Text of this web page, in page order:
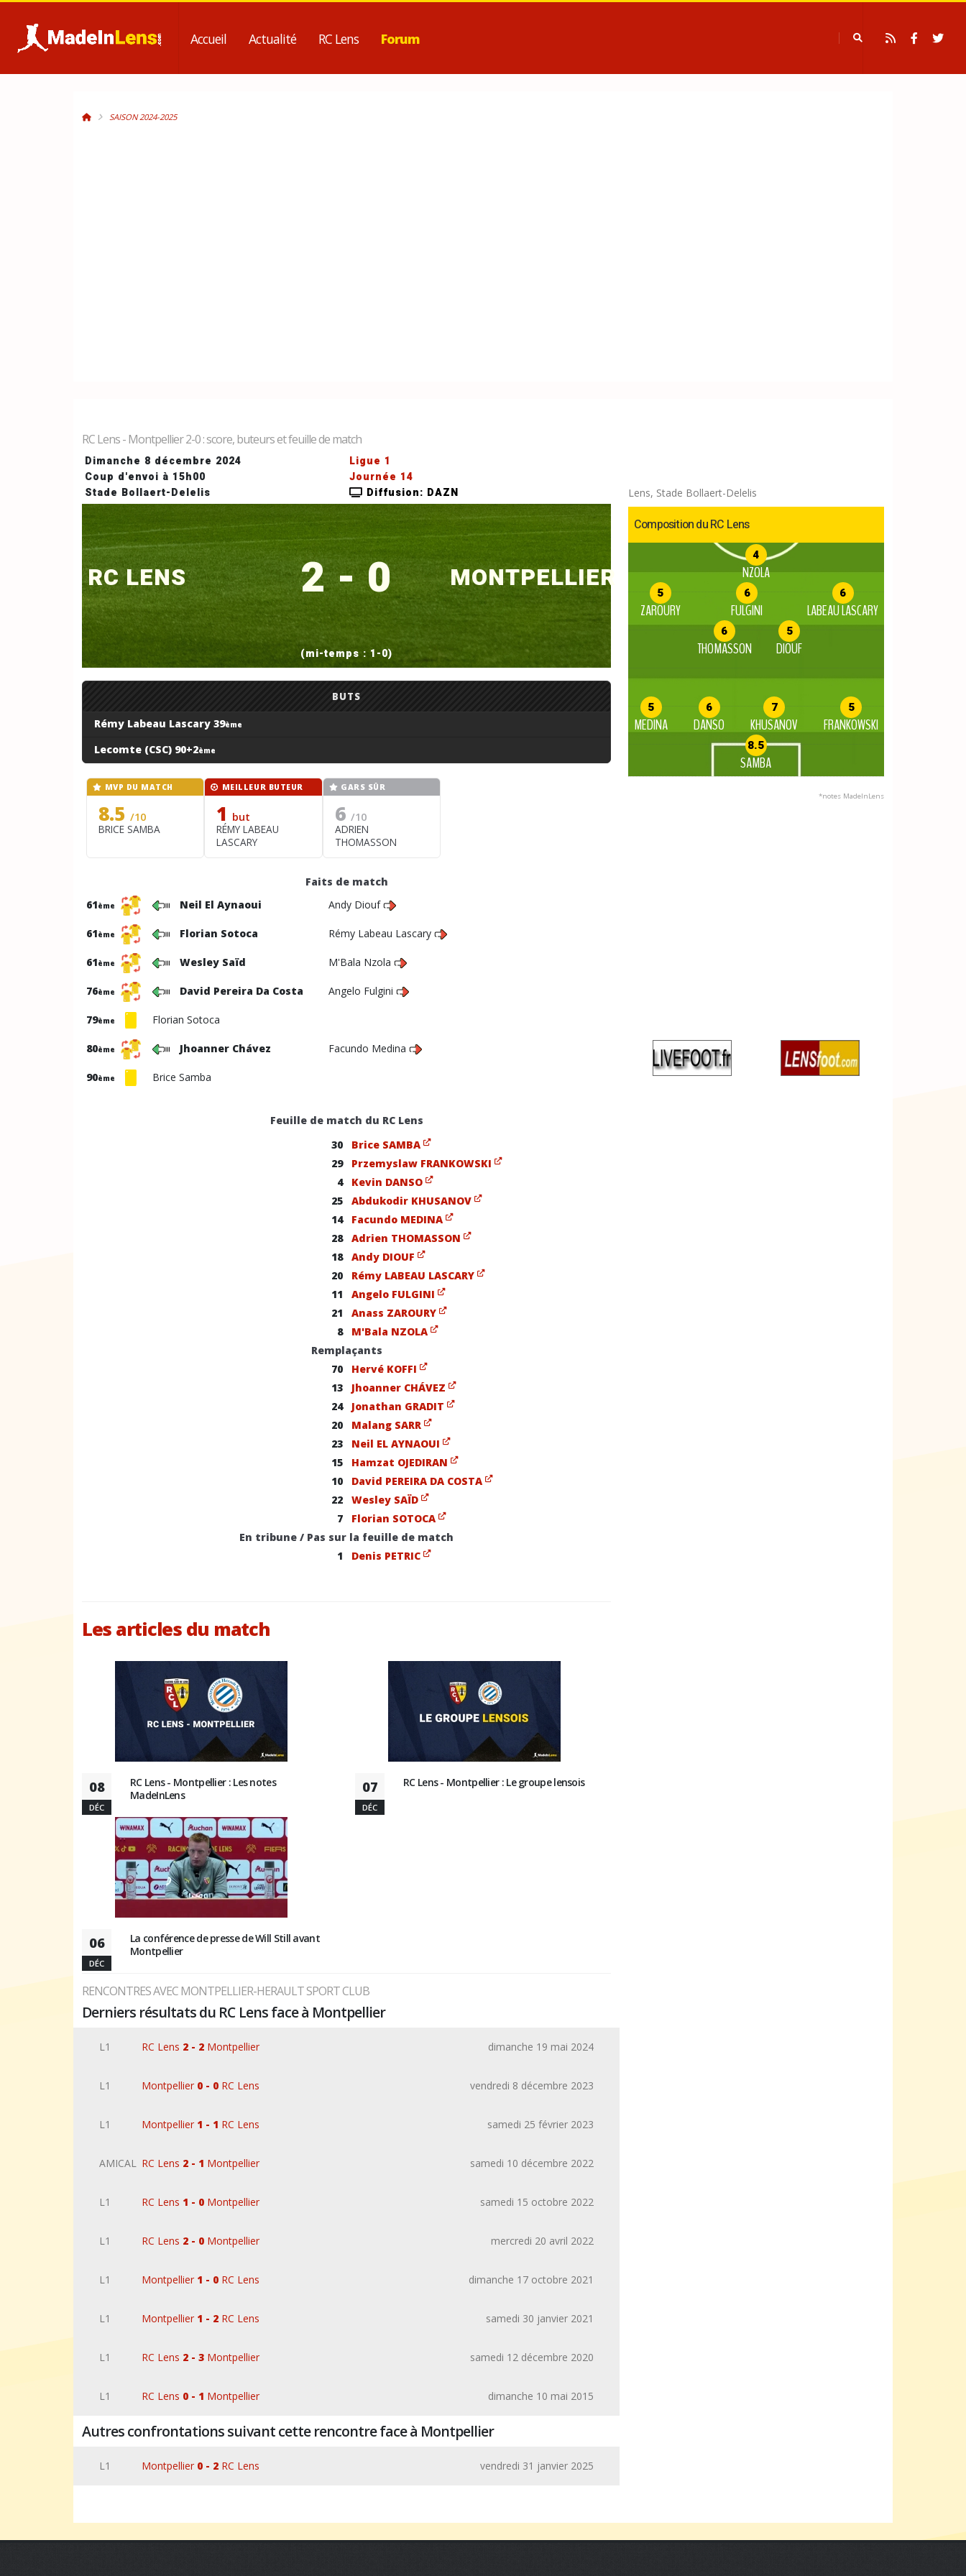
Accueil Actualité RC Lens Forum
SAISON 2024-2025
RC Lens - Montpellier 2-0 : score, buteurs et feuille de match
Dimanche 8 décembre 2024
Coup d'envoi à 15h00
Stade Bollaert-Delelis
Ligue 1
Journée 14
Diffusion: DAZN
RC LENS 2 - 0 MONTPELLIER
(mi-temps : 1-0)
BUTS
Rémy Labeau Lascary 39ème
Lecomte (CSC) 90+2ème
MVP DU MATCH
8.5 /10
BRICE SAMBA
MEILLEUR BUTEUR
1 but
RÉMY LABEAU
LASCARY
GARS SÛR
6 /10
ADRIEN
THOMASSON
Faits de match
61ème Neil El Aynaoui Andy Diouf
61ème Florian Sotoca Rémy Labeau Lascary
61ème Wesley Saïd M'Bala Nzola
76ème David Pereira Da Costa Angelo Fulgini
79ème Florian Sotoca
80ème Jhoanner Chávez Facundo Medina
90ème Brice Samba
Feuille de match du RC Lens
30
Brice SAMBA
29
Przemyslaw FRANKOWSKI
4
Kevin DANSO
25
Abdukodir KHUSANOV
14
Facundo MEDINA
28
Adrien THOMASSON
18
Andy DIOUF
20
Rémy LABEAU LASCARY
11
Angelo FULGINI
21
Anass ZAROURY
8
M'Bala NZOLA
Remplaçants
70
Hervé KOFFI
13
Jhoanner CHÁVEZ
24
Jonathan GRADIT
20
Malang SARR
23
Neil EL AYNAOUI
15
Hamzat OJEDIRAN
10
David PEREIRA DA COSTA
22
Wesley SAÏD
7
Florian SOTOCA
En tribune / Pas sur la feuille de match
1
Denis PETRIC
Les articles du match
08
DÉC
RC Lens - Montpellier : Les notes
MadeInLens
07
DÉC
RC Lens - Montpellier : Le groupe lensois
06
DÉC
La conférence de presse de Will Still avant
Montpellier
RENCONTRES AVEC MONTPELLIER-HERAULT SPORT CLUB
Derniers résultats du RC Lens face à Montpellier
L1 RC Lens 2 - 2 Montpellier dimanche 19 mai 2024
L1 Montpellier 0 - 0 RC Lens vendredi 8 décembre 2023
L1 Montpellier 1 - 1 RC Lens samedi 25 février 2023
AMICAL RC Lens 2 - 1 Montpellier samedi 10 décembre 2022
L1 RC Lens 1 - 0 Montpellier samedi 15 octobre 2022
L1 RC Lens 2 - 0 Montpellier mercredi 20 avril 2022
L1 Montpellier 1 - 0 RC Lens dimanche 17 octobre 2021
L1 Montpellier 1 - 2 RC Lens samedi 30 janvier 2021
L1 RC Lens 2 - 3 Montpellier samedi 12 décembre 2020
L1 RC Lens 0 - 1 Montpellier dimanche 10 mai 2015
Autres confrontations suivant cette rencontre face à Montpellier
L1 Montpellier 0 - 2 RC Lens vendredi 31 janvier 2025
Lens, Stade Bollaert-Delelis
Composition du RC Lens
4
NZOLA
5
ZAROURY
6
FULGINI
6
LABEAU LASCARY
6
THOMASSON
5
DIOUF
5
MEDINA
6
DANSO
7
KHUSANOV
5
FRANKOWSKI
8.5
SAMBA
*notes MadeInLens